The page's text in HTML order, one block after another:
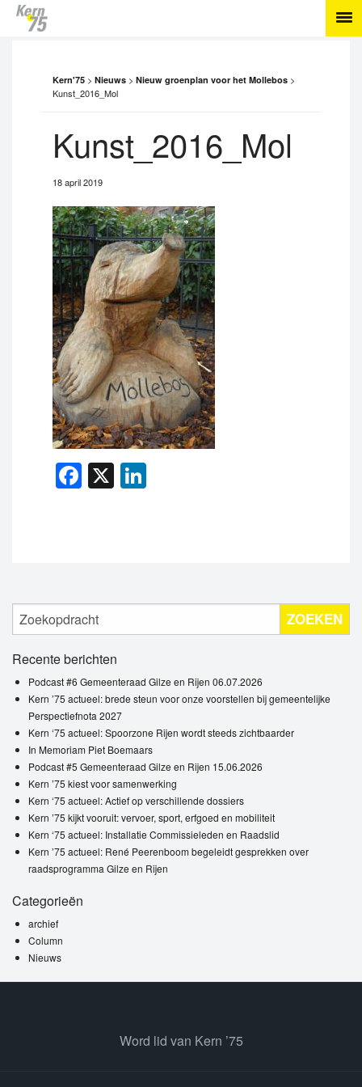
Kern'75 > Nieuws > Nieuw groenplan voor het Mollebos >
Kunst_2016_Mol
Kunst_2016_Mol
18 april 2019
Facebook
X
ZOEKEN
Recente berichten
Podcast #6 Gemeenteraad Gilze en Rijen 06.07.2026
Kern ’75 actueel: brede steun voor onze voorstellen bij gemeentelijke
Perspectiefnota 2027
Kern ‘75 actueel: Spoorzone Rijen wordt steeds zichtbaarder
In Memoriam Piet Boemaars
Podcast #5 Gemeenteraad Gilze en Rijen 15.06.2026
Kern ’75 kiest voor samenwerking
Kern ‘75 actueel: Actief op verschillende dossiers
Kern ’75 kijkt vooruit: vervoer, sport, erfgoed en mobiliteit
Kern ‘75 actueel: Installatie Commissieleden en Raadslid
Kern ’75 actueel: René Peerenboom begeleidt gesprekken over
raadsprogramma Gilze en Rijen
Categorieën
archief
Column
Nieuws
Word lid van Kern ’75